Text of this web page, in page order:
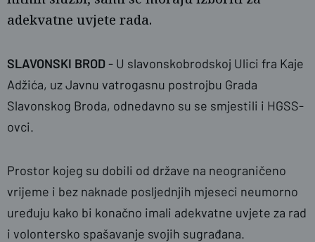
naslovnica
adekvatne uvjete rada.
SLAVONSKI BROD- U slavonskobrodskoj Ulici fra Kaje
Adžića, uz Javnu vatrogasnu postrojbu Grada
Slavonskog Broda, odnedavno su se smjestili i HGSS-
ovci.
Prostor kojeg su dobili od države na neograničeno
vrijeme i bez naknade posljednjih mjeseci neumorno
uređuju kako bi konačno imali adekvatne uvjete za rad
i volontersko spašavanje svojih sugrađana.